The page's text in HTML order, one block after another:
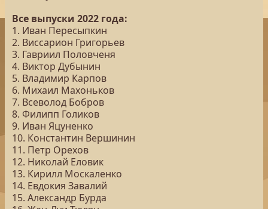
Все выпуски 2022 года:
1. Иван Пересыпкин
2. Виссарион Григорьев
3. Гавриил Половченя
4. Виктор Дубынин
5. Владимир Карпов
6. Михаил Махоньков
7. Всеволод Бобров
8. Филипп Голиков
9. Иван Яцуненко
10. Константин Вершинин
11. Петр Орехов
12. Николай Еловик
13. Кирилл Москаленко
14. Евдокия Завалий
15. Александр Бурда